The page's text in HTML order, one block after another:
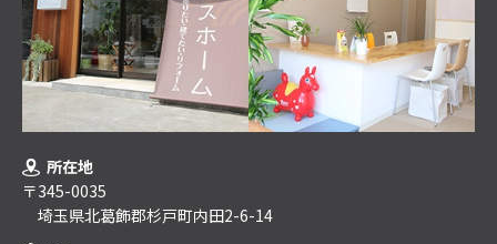
所在地
〒345-0035
埼玉県北葛飾郡杉戸町内田2-6-14